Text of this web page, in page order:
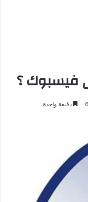
فيسبوك ؟
دقيقة واحدة